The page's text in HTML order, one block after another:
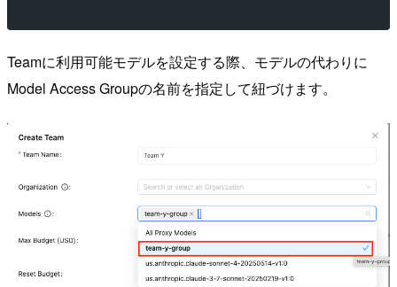
Teamに利用可能モデルを設定する際、モデルの代わりに
Model Access Groupの名前を指定して紐づけます。